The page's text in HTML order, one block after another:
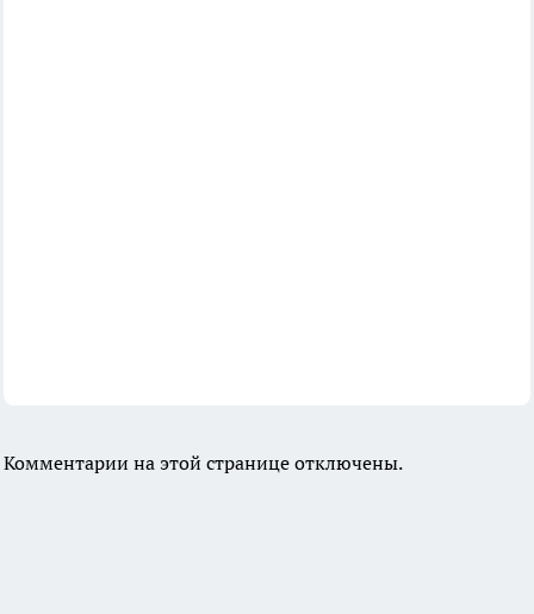
Комментарии на этой странице отключены.